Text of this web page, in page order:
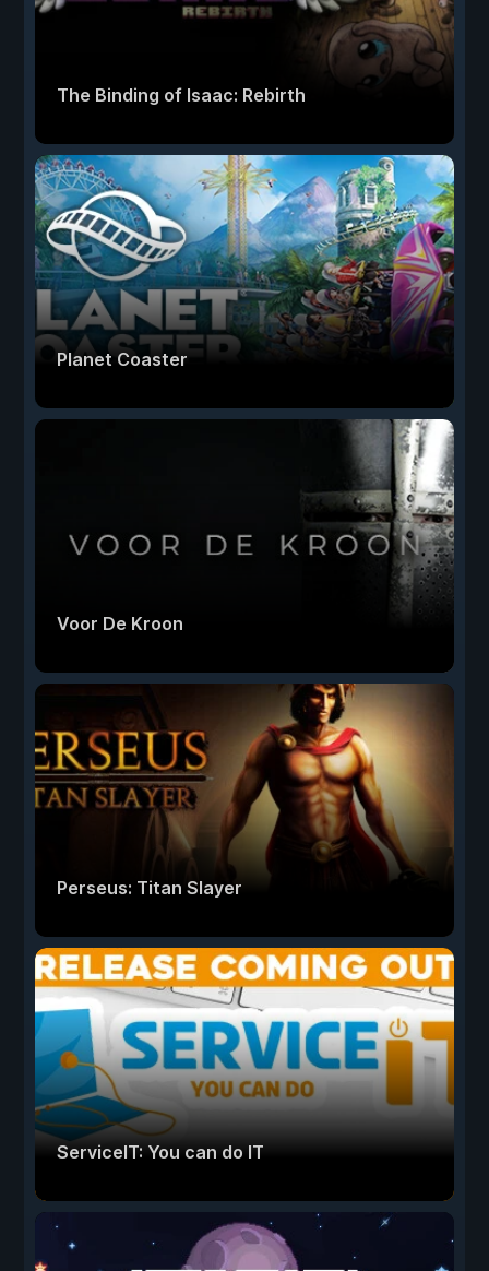
The Binding of Isaac: Rebirth
Planet Coaster
Voor De Kroon
Perseus: Titan Slayer
ServiceIT: You can do IT